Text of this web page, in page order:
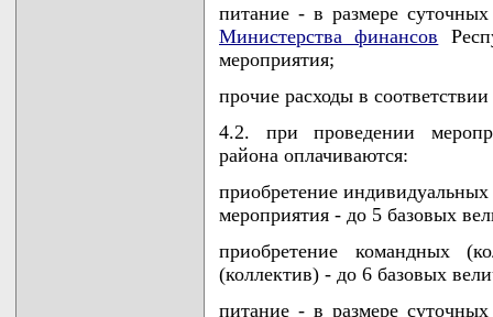
питание - в размере
Министерства финансов
мероприятия;
прочие расходы в
4.2. при проведении
района оплачиваются:
приобретение
мероприятия - до 5 базовых
приобретение командных
(коллектив) - до 6 базовых
питание - в размере